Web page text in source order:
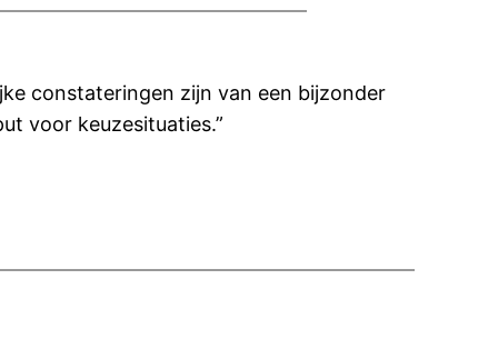
constateringen zijn van een bijzonder
voor keuzesituaties.”